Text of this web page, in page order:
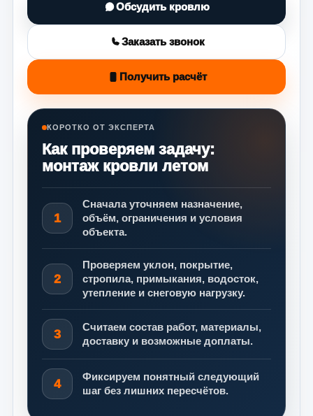
Обсудить кровлю
Заказать звонок
Получить расчёт
КОРОТКО ОТ ЭКСПЕРТА
Как проверяем задачу:
монтаж кровли летом
1
Сначала уточняем назначение,
объём, ограничения и условия
объекта.
2
Проверяем уклон, покрытие,
стропила, примыкания, водосток,
утепление и снеговую нагрузку.
3
Считаем состав работ, материалы,
доставку и возможные доплаты.
4
Фиксируем понятный следующий
шаг без лишних пересчётов.